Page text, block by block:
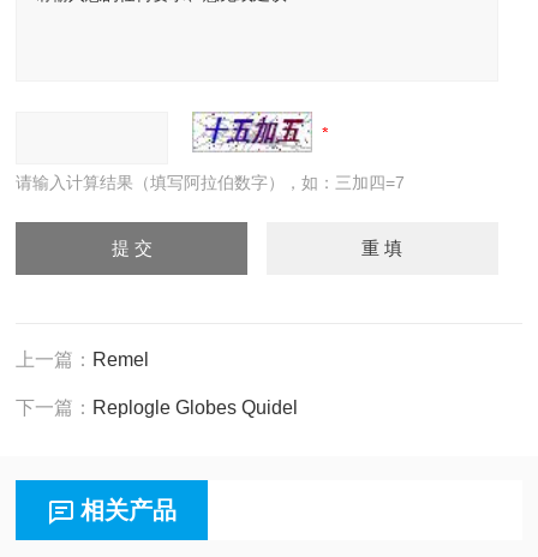
请输入计算结果（填写阿拉伯数字），如：三加四=7
上一篇： Remel
下一篇： Replogle Globes Quidel
相关产品